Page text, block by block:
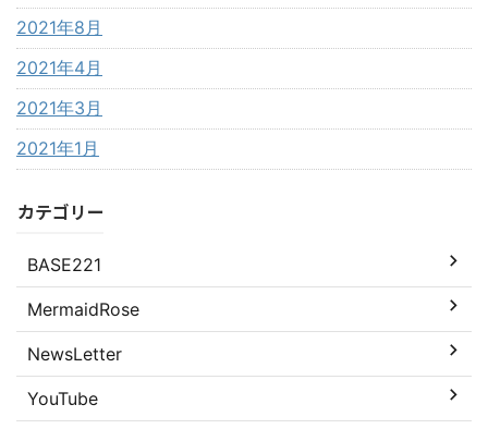
2021年8月
2021年4月
2021年3月
2021年1月
カテゴリー
BASE221
MermaidRose
NewsLetter
YouTube